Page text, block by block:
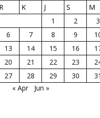
R K J S
M
1
2
3
6 7 8 9
13 14 15 16
20 21 22 23
27 28 29 30
31
« Apr
Jun »